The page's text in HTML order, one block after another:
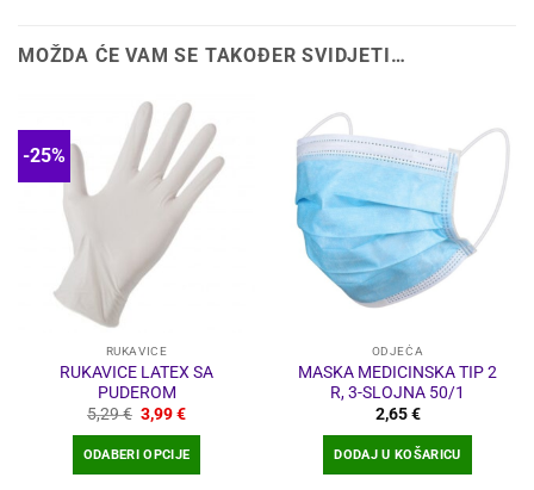
MOŽDA ĆE VAM SE TAKOĐER SVIDJETI…
-25%
RUKAVICE
RUKAVICE LATEX SA
PUDEROM
5,29€ Izvorna
cijena
je:
5,29 €.
3,99€Trenutna
3,99 €.
ODABERI OPCIJE
ODJEĆA
MASKA MEDICINSKA TIP 2
R, 3-SLOJNA 50/1
2,65€
DODAJ U KOŠARICU